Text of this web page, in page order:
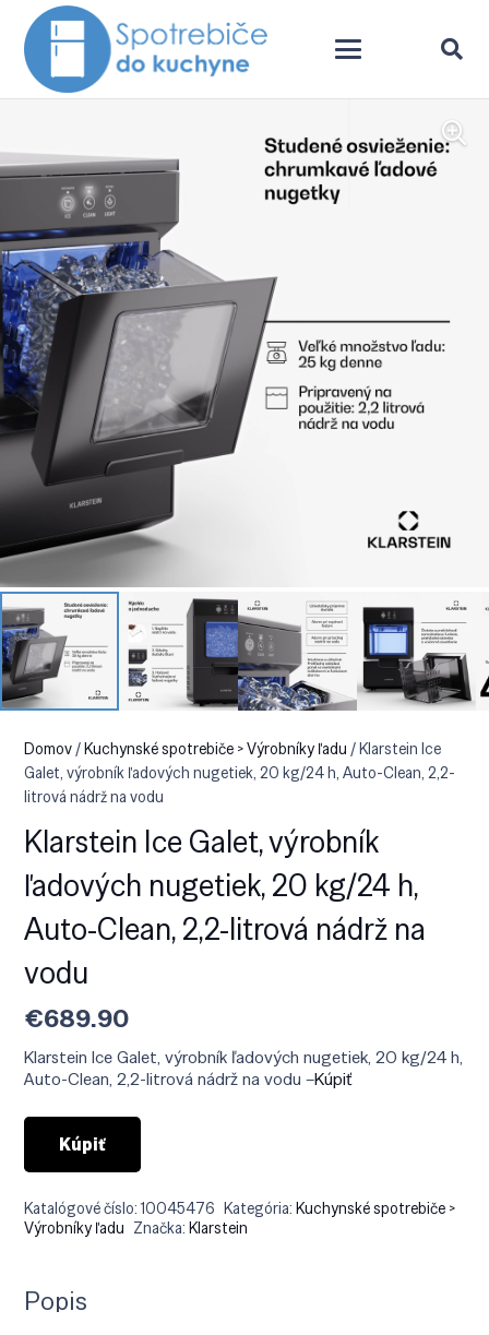
Domov/Kuchynské spotrebiče > Výrobníky ľadu / Klarstein Ice
Galet, výrobník ľadových nugetiek, 20 kg/24 h, Auto-Clean, 2,2-
litrová nádrž na vodu
Klarstein Ice Galet, výrobník
ľadových nugetiek, 20 kg/24 h,
Auto-Clean, 2,2-litrová nádrž na
vodu
€689.90
Klarstein Ice Galet, výrobník ľadových nugetiek, 20 kg/24 h,
Auto-Clean, 2,2-litrová nádrž na vodu –Kúpiť
Kúpiť
Katalógové číslo:10045476 Kategória:Kuchynské spotrebiče >
Výrobníky ľadu Značka:Klarstein
Popis